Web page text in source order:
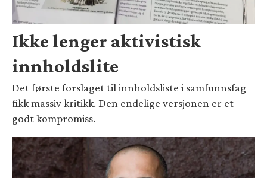
Ikke lenger aktivistisk
innholdslite
Det første forslaget til innholdsliste i samfunnsfag
fikk massiv kritikk. Den endelige versjonen er et
godt kompromiss.